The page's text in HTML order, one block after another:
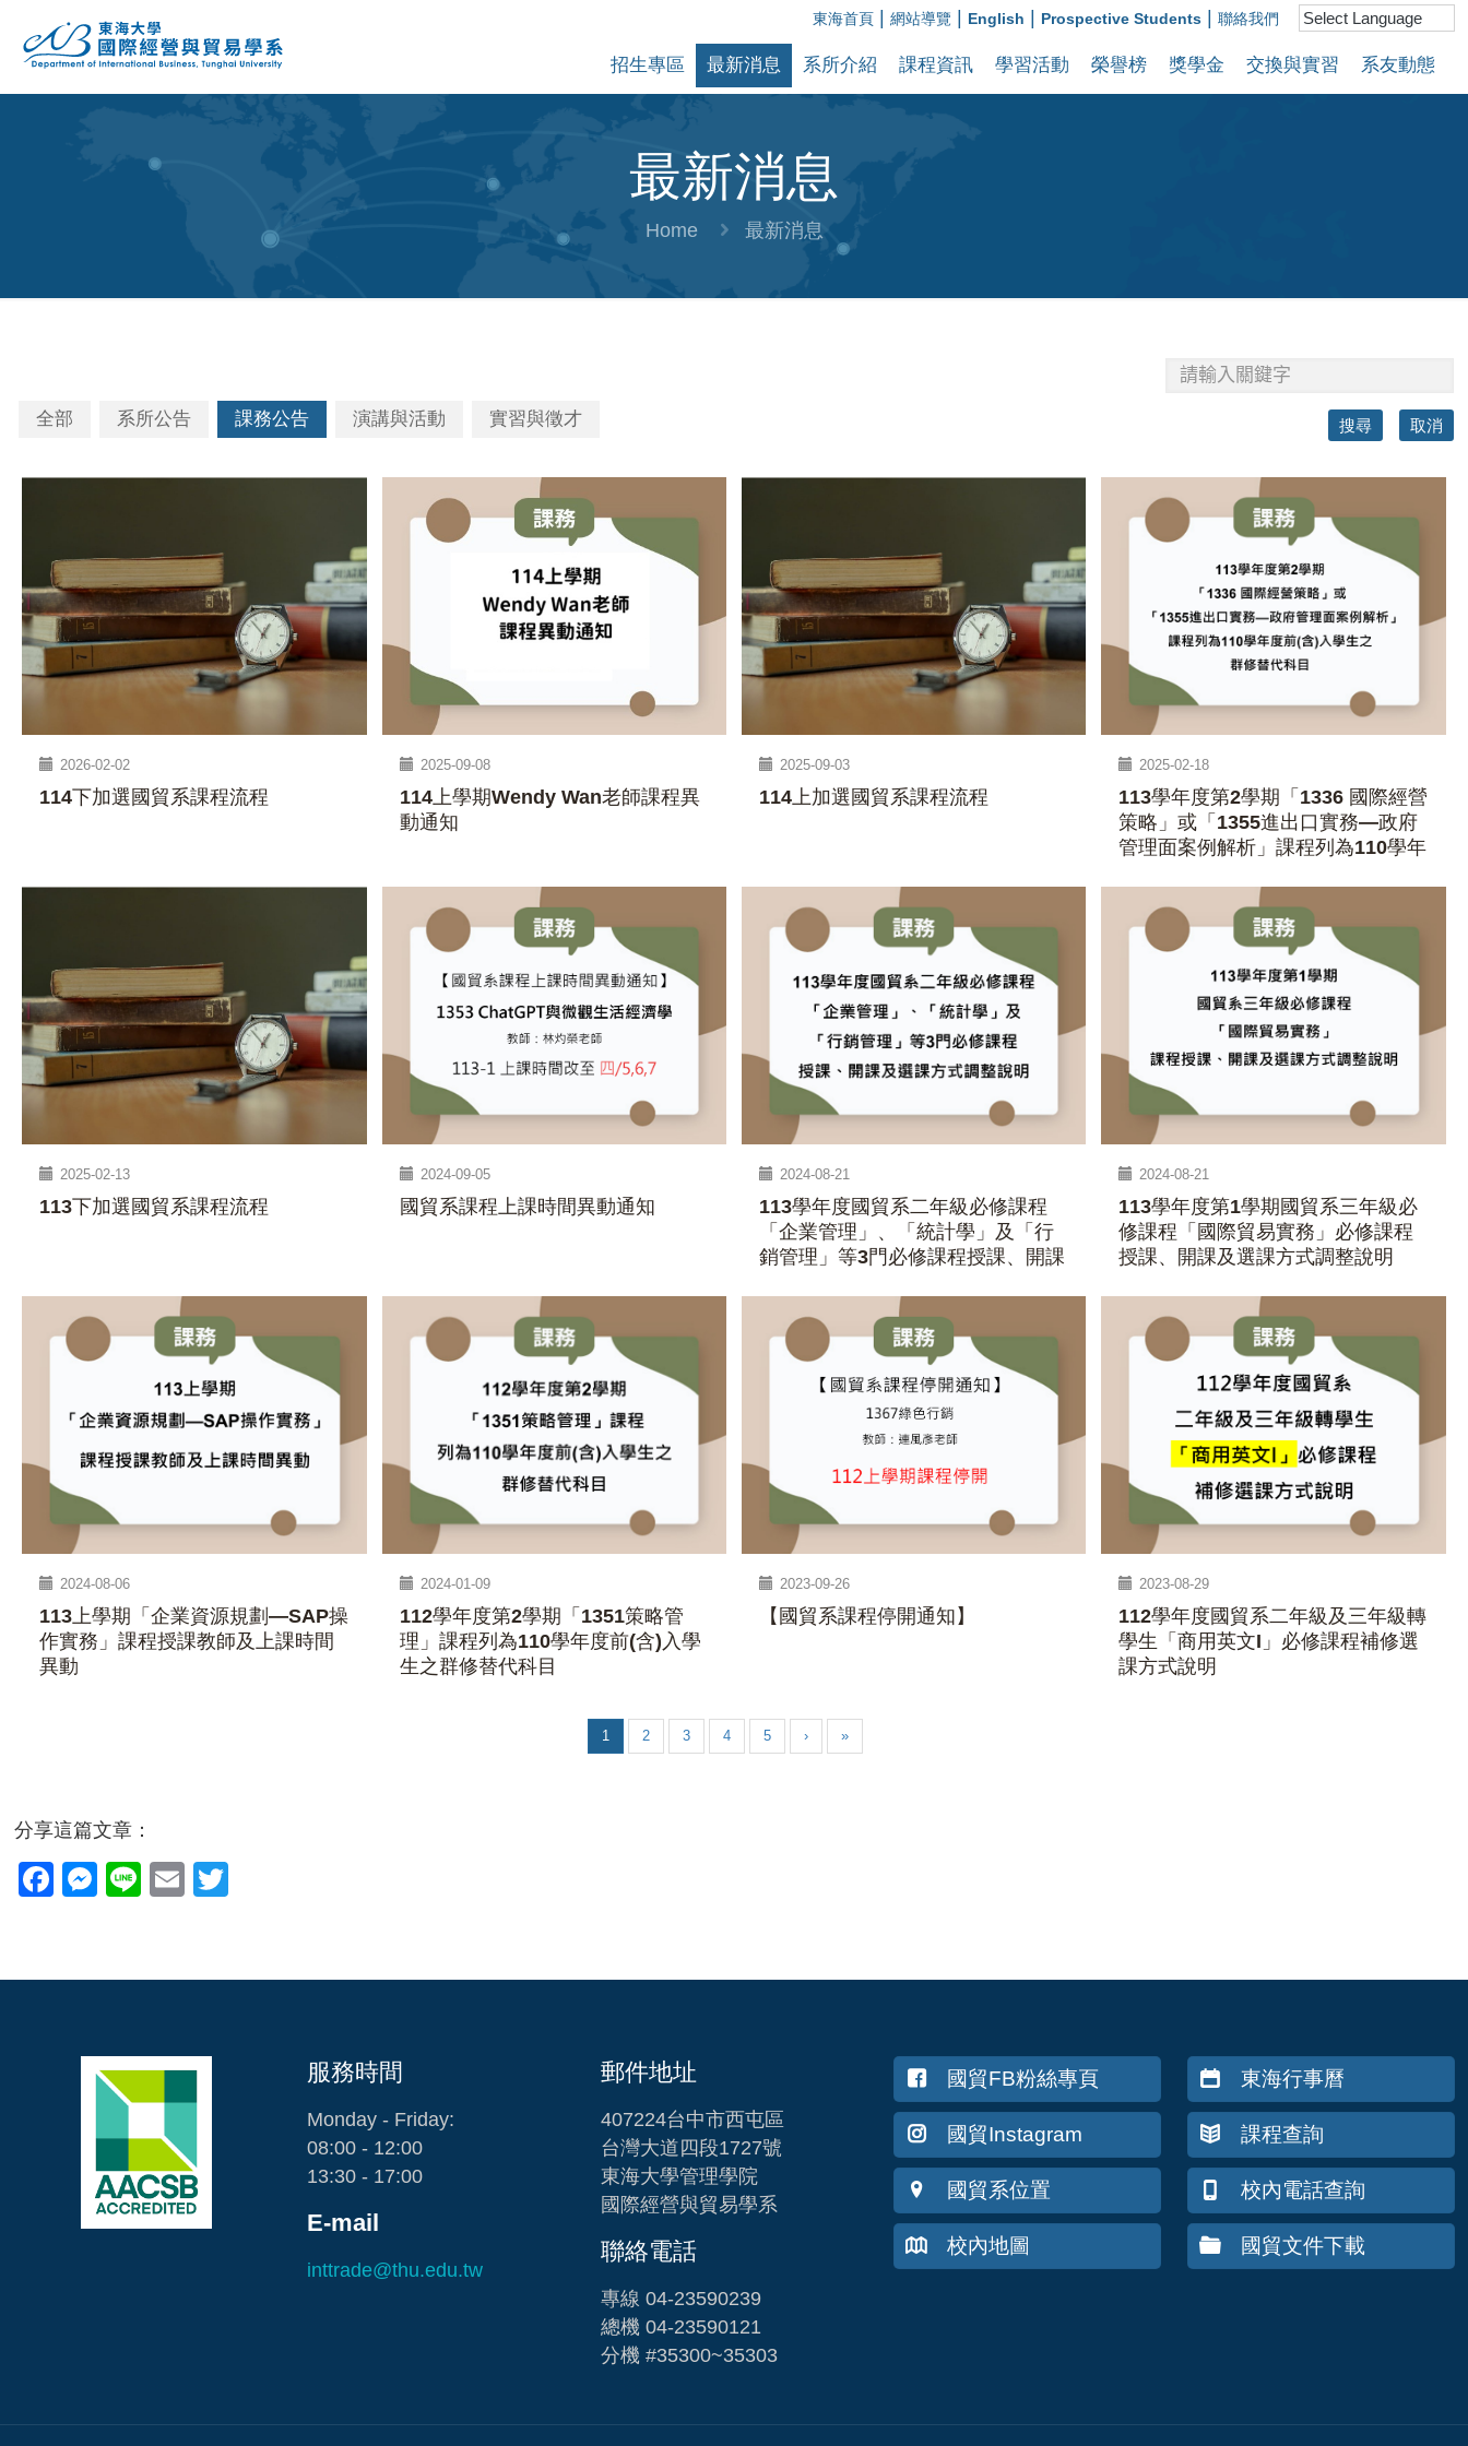
東海首頁 網站導覽 English Prospective Students 聯絡我們
招生專區 最新消息 系所介紹 課程資訊 學習活動 榮譽榜 獎學金 交換與實習 系友動態
最新消息
Home 最新消息
全部 系所公告 課務公告 演講與活動 實習與徵才 搜尋 取消
2026-02-02
114下加選國貿系課程流程
2025-09-08
114上學期Wendy Wan老師課程異
動通知
2025-09-03
114上加選國貿系課程流程
2025-02-18
113學年度第2學期「1336 國際經營
策略」或「1355進出口實務—政府
管理面案例解析」課程列為110學年
2025-02-13
113下加選國貿系課程流程
2024-09-05
國貿系課程上課時間異動通知
2024-08-21
113學年度國貿系二年級必修課程
「企業管理」、「統計學」及「行
銷管理」等3門必修課程授課、開課
2024-08-21
113學年度第1學期國貿系三年級必
修課程「國際貿易實務」必修課程
授課、開課及選課方式調整說明
2024-08-06
113上學期「企業資源規劃—SAP操
作實務」課程授課教師及上課時間
異動
2024-01-09
112學年度第2學期「1351策略管
理」課程列為110學年度前(含)入學
生之群修替代科目
2023-09-26
【國貿系課程停開通知】
2023-08-29
112學年度國貿系二年級及三年級轉
學生「商用英文I」必修課程補修選
課方式說明
1 2 3 4 5 › »
分享這篇文章：
Facebook
Messenger
LineEmail
服務時間
Monday - Friday:
08:00 - 12:00
13:30 - 17:00
E-mail
inttrade@thu.edu.tw
郵件地址
407224台中市西屯區
台灣大道四段1727號
東海大學管理學院
國際經營與貿易學系
聯絡電話
專線 04-23590239
總機 04-23590121
分機 #35300~35303
國貿FB粉絲專頁
國貿Instagram
國貿系位置
校內地圖
東海行事曆
課程查詢
校內電話查詢
國貿文件下載